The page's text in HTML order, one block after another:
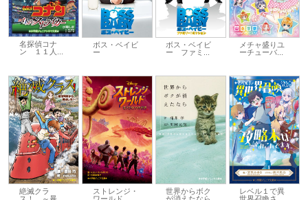
名探偵コナ
ン １１人...
ボス・ベイビ
ー
ボス・ベイビ
ー ファミ...
メチャ盛りユ
ーチューバ...
絶滅クラ
ストレンジ・
世界からボク
レベル１で異